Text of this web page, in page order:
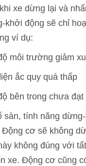
xe dừng lại và
khởi động sẽ chỉ
ví dụ:
môi trường giảm
ắc quy quá thấp
bên trong chưa
sàn, tính năng
cơ sẽ không
không đúng với
xe. Động cơ cũng